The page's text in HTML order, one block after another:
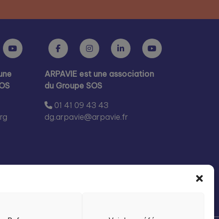
ARPAVIE est une association
du Groupe SOS
01 41 09 43 43
dg.arpavie@arpavie.fr